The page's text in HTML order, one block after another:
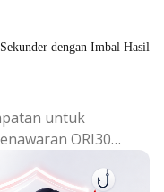
dengan Imbal Hasil
untuk
ORI30